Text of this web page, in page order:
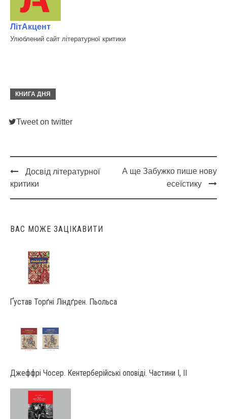
ЛітАкцент
Улюблений сайт літературної критики
КНИГА ДНЯ
Tweet on twitter
Post
navigation
Досвід літературної
критики
А ще Забужко пише нову
есеїстику
ВАС МОЖЕ ЗАЦІКАВИТИ
Ґустав Торґні Ліндґрен. Пьольса
Джеффрі Чосер. Кентерберійські оповіді. Частини І, ІІ